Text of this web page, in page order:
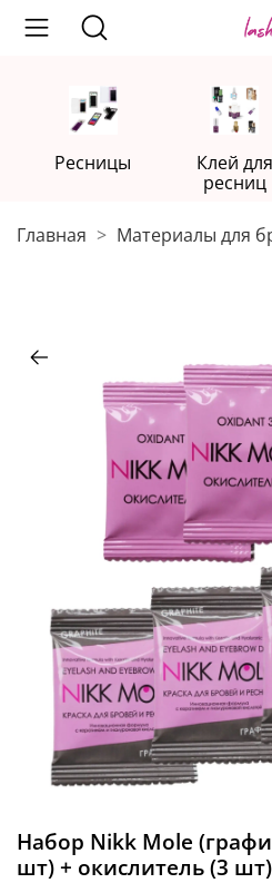
Ресницы
Клей для
ресниц
Главная Материалы для
Набор Nikk Mole
шт) + окислитель (3 шт)